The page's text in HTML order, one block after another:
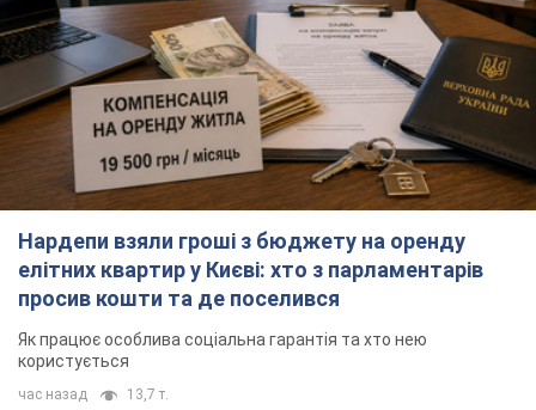
Нардепи взяли гроші з бюджету на оренду
елітних квартир у Києві: хто з парламентарів
просив кошти та де поселився
Як працює особлива соціальна гарантія та хто нею
користується
час назад 13,7 т.